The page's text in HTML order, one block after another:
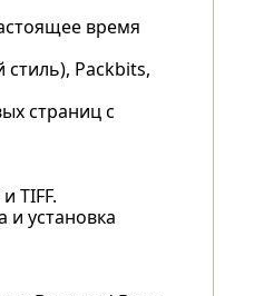
время
стиль), Packbits,
страниц с
TIFF.
установка